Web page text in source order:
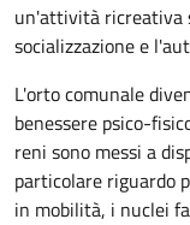
un'attività ricreativa
socializzazione e
L'orto comunale
benessere psico-
reni sono messi a
particolare riguardo
in mobilità, i nuclei